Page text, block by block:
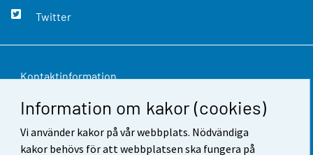
Information om kakor (cookies)
Vi använder kakor på vår webbplats. Nödvändiga
kakor behövs för att webbplatsen ska fungera på
Twitter
Kontaktinformation
Respons
Användarvillkor